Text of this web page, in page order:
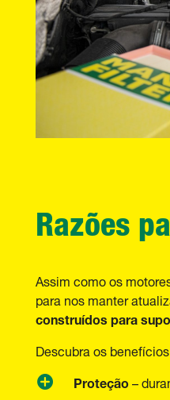
Razões
Assim como os
para nos manter
construídos para
Descubra os
Proteção–